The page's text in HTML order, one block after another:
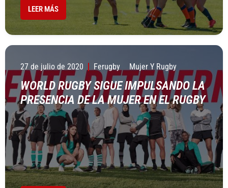
LEER MÁS
27 de julio de 2020 Ferugby Mujer Y Rugby
WORLD RUGBY SIGUE IMPULSANDO LA
PRESENCIA DE LA MUJER EN EL RUGBY